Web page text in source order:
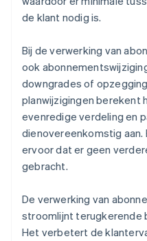
de klant nodig is.
Bij de verwerking van
ook
downgrades of
planwijzigingen berekent
evenredige verdeling en
dienovereenkomstig
ervoor dat er geen
gebracht.
De verwerking van
stroomlijnt terugkerende
Het verbetert de